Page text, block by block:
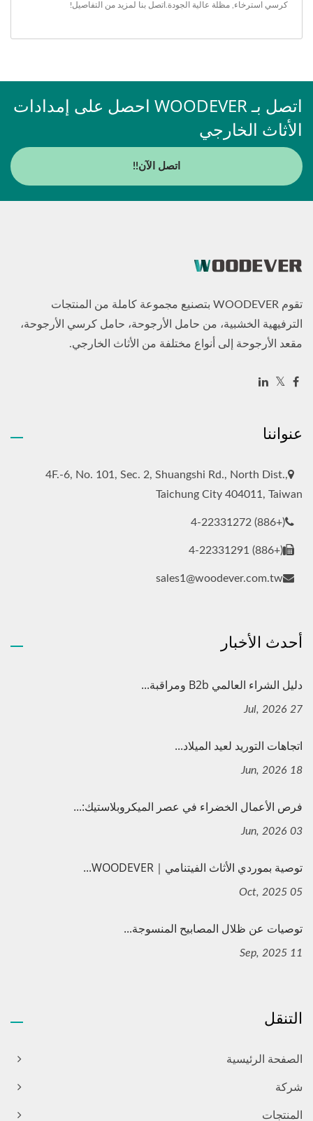
كرسي استرخاء مظلة عالية الجودة. اتصل بنا لمزيد من التفاصيل!
اتصل بـ WOODEVER احصل على إمدادات
الأثاث الخارجي
اتصل الآن!!
تقوم WOODEVER بتصنيع مجموعة كاملة من المنتجات
الترفيهية الخشبية، من حامل الأرجوحة، حامل كرسي الأرجوحة،
مقعد الأرجوحة إلى أنواع مختلفة من الأثاث الخارجي.
عنواننا
4F.-6, No. 101, Sec. 2, Shuangshi Rd., North Dist.,
Taichung City 404011, Taiwan
(+886) 4-22331272
(+886) 4-22331291
sales1@woodever.com.tw
أحدث الأخبار
دليل الشراء العالمي B2b ومراقبة...
27 Jul, 2026
اتجاهات التوريد لعيد الميلاد...
18 Jun, 2026
فرص الأعمال الخضراء في عصر الميكروبلاستيك:...
03 Jun, 2026
توصية بموردي الأثاث الفيتنامي｜WOODEVER...
05 Oct, 2025
توصيات عن ظلال المصابيح المنسوجة...
11 Sep, 2025
التنقل
الصفحة الرئيسية
شركة
المنتجات